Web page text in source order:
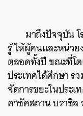
มาถึงปัจจุบัน โ
รู้ ให้ผู้คนและหน่วย
ตลอดทั้งปี ขณะที่โต
ประเทศได้ศึกษา ร
จัดการขยะในประเ
คาซัคสถาน บราซิล